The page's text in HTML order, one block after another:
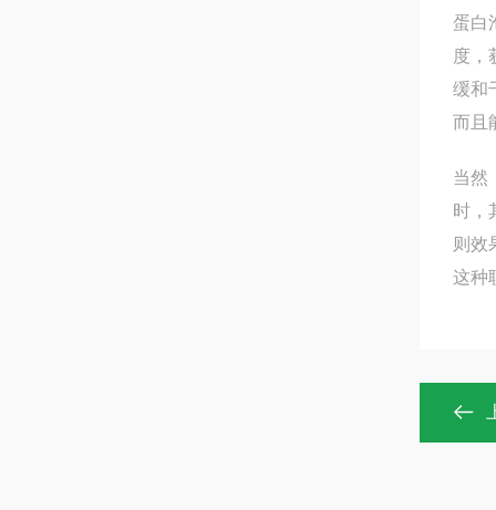
蛋白
度，
缓和
而且
当然
时，
则效
这种